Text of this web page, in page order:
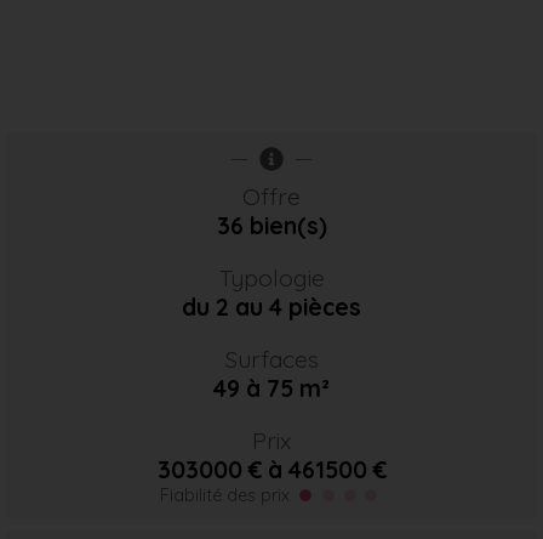
Offre
36 bien(s)
Typologie
du 2 au 4 pièces
Surfaces
49 à 75 m²
Prix
303000 € à 461500 €
Fiabilité des prix